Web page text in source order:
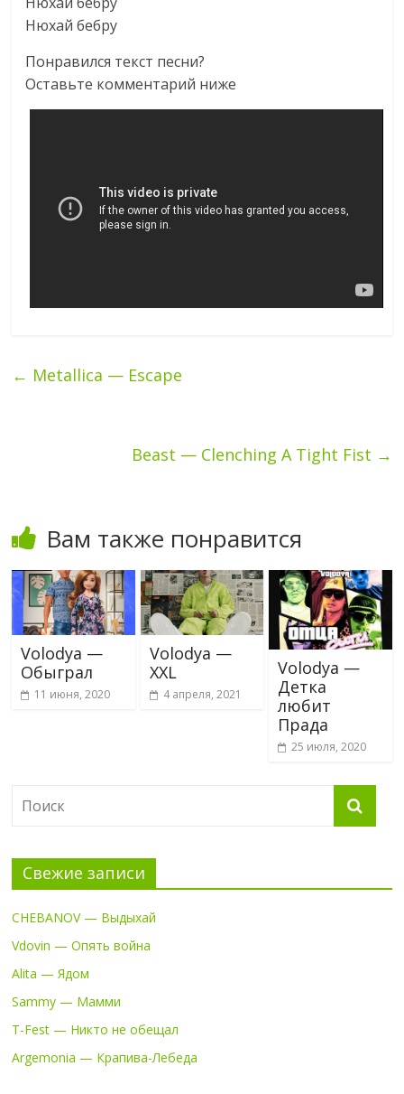
Нюхай бебру
Понравился текст песни?
Оставьте комментарий ниже
← Metallica — Escape
Beast — Clenching A Tight Fist →
Вам также понравится
Volodya —
Обыграл
11 июня, 2020
Volodya —
XXL
4 апреля, 2021
Volodya —
Детка
любит
Прада
25 июля, 2020
Свежие записи
CHEBANOV — Выдыхай
Vdovin — Опять война
Alita — Ядом
Sammy — Мамми
T-Fest — Никто не обещал
Argemonia — Крапива-Лебеда